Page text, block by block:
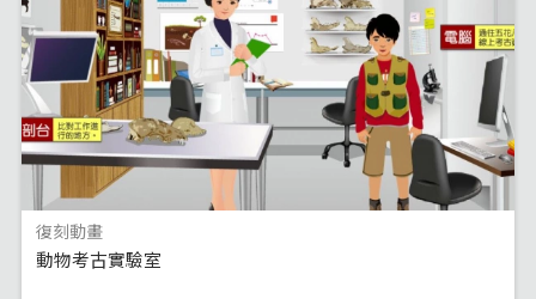
復刻動畫
動物考古實驗室